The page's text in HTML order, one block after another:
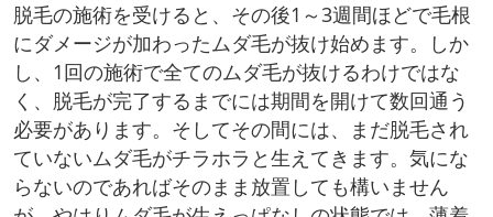
脱毛の施術を受けると、その後1～3週間ほどで毛根
にダメージが加わったムダ毛が抜け始めます。しか
し、1回の施術で全てのムダ毛が抜けるわけではな
く、脱毛が完了するまでには期間を開けて数回通う
必要があります。そしてその間には、まだ脱毛され
ていないムダ毛がチラホラと生えてきます。気にな
らないのであればそのまま放置しても構いません